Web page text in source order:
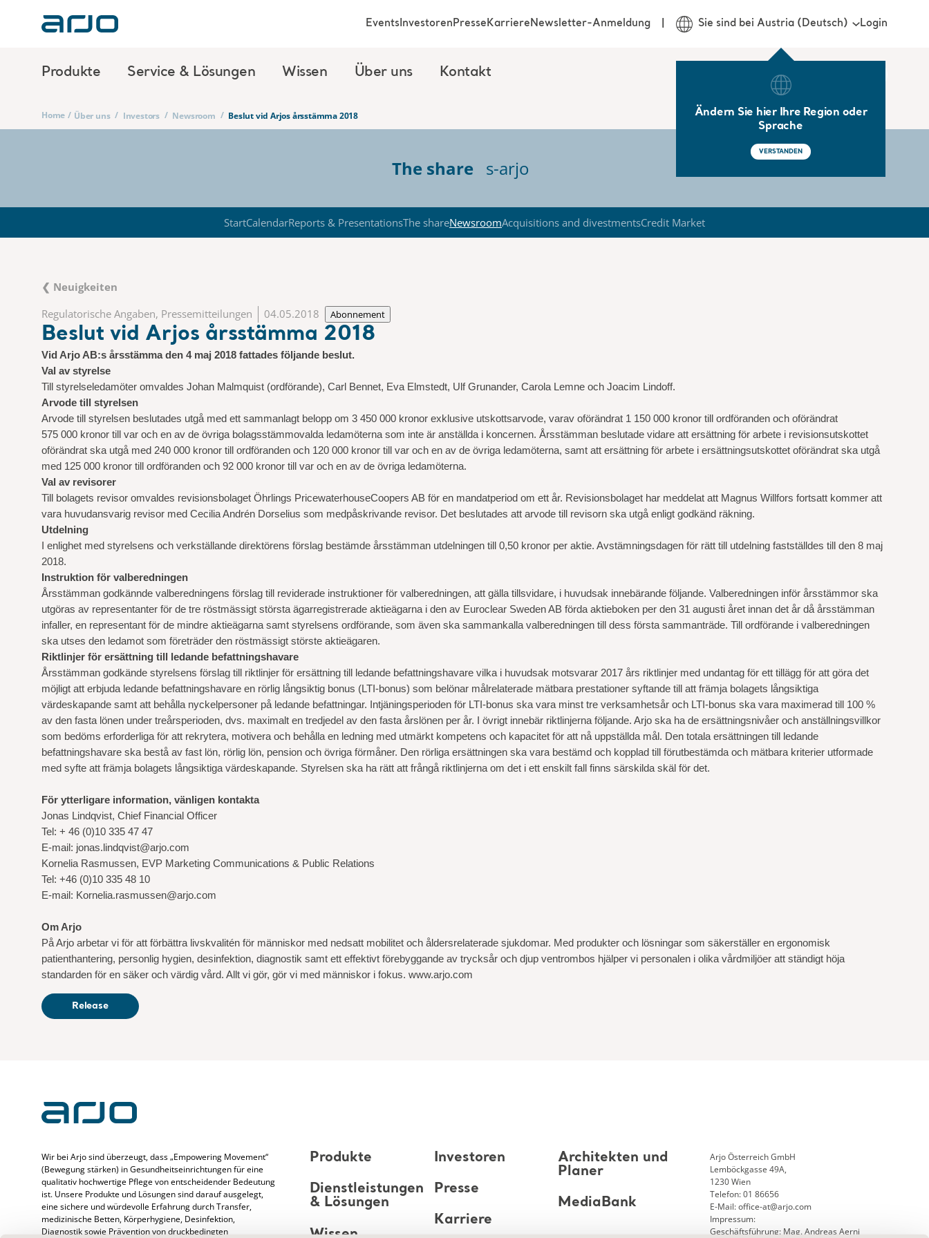
Produkte Service & Lösungen Wissen Über uns Kontakt
EventsInvestorenPresseKarriereNewsletter-Anmeldung Sie sind bei Austria (Deutsch)
Ändern Sie hier Ihre Region oder
Sprache
VERSTANDEN
Login
Home / Über uns / Investors / Newsroom / Beslut vid Arjos årsstämma 2018
The share s-arjo
StartCalendarReports & PresentationsThe shareNewsroomAcquisitions and divestmentsCredit Market
❮ Neuigkeiten
Regulatorische Angaben, Pressemitteilungen
04.05.2018 Abonnement
Beslut vid Arjos årsstämma 2018
Vid Arjo AB:s årsstämma den 4 maj 2018 fattades följande beslut.
Val av styrelse
Till styrelseledamöter omvaldes Johan Malmquist (ordförande), Carl Bennet, Eva Elmstedt, Ulf Grunander, Carola Lemne och Joacim Lindoff.
Arvode till styrelsen
Arvode till styrelsen beslutades utgå med ett sammanlagt belopp om 3 450 000 kronor exklusive utskottsarvode, varav oförändrat 1 150 000 kronor till ordföranden och oförändrat
575 000 kronor till var och en av de övriga bolagsstämmovalda ledamöterna som inte är anställda i koncernen. Årsstämman beslutade vidare att ersättning för arbete i revisionsutskottet
oförändrat ska utgå med 240 000 kronor till ordföranden och 120 000 kronor till var och en av de övriga ledamöterna, samt att ersättning för arbete i ersättningsutskottet oförändrat ska utgå
med 125 000 kronor till ordföranden och 92 000 kronor till var och en av de övriga ledamöterna.
Val av revisorer
Till bolagets revisor omvaldes revisionsbolaget Öhrlings PricewaterhouseCoopers AB för en mandatperiod om ett år. Revisionsbolaget har meddelat att Magnus Willfors fortsatt kommer att
vara huvudansvarig revisor med Cecilia Andrén Dorselius som medpåskrivande revisor. Det beslutades att arvode till revisorn ska utgå enligt godkänd räkning.
Utdelning
I enlighet med styrelsens och verkställande direktörens förslag bestämde årsstämman utdelningen till 0,50 kronor per aktie. Avstämningsdagen för rätt till utdelning fastställdes till den 8 maj
2018.
Instruktion för valberedningen
Årsstämman godkännde valberedningens förslag till reviderade instruktioner för valberedningen, att gälla tillsvidare, i huvudsak innebärande följande. Valberedningen inför årsstämmor ska
utgöras av representanter för de tre röstmässigt största ägarregistrerade aktieägarna i den av Euroclear Sweden AB förda aktieboken per den 31 augusti året innan det år då årsstämman
infaller, en representant för de mindre aktieägarna samt styrelsens ordförande, som även ska sammankalla valberedningen till dess första sammanträde. Till ordförande i valberedningen
ska utses den ledamot som företräder den röstmässigt störste aktieägaren.
Riktlinjer för ersättning till ledande befattningshavare
Årsstämman godkände styrelsens förslag till riktlinjer för ersättning till ledande befattningshavare vilka i huvudsak motsvarar 2017 års riktlinjer med undantag för ett tillägg för att göra det
möjligt att erbjuda ledande befattningshavare en rörlig långsiktig bonus (LTI-bonus) som belönar målrelaterade mätbara prestationer syftande till att främja bolagets långsiktiga
värdeskapande samt att behålla nyckelpersoner på ledande befattningar. Intjäningsperioden för LTI-bonus ska vara minst tre verksamhetsår och LTI-bonus ska vara maximerad till 100 %
av den fasta lönen under treårsperioden, dvs. maximalt en tredjedel av den fasta årslönen per år. I övrigt innebär riktlinjerna följande. Arjo ska ha de ersättningsnivåer och anställningsvillkor
som bedöms erforderliga för att rekrytera, motivera och behålla en ledning med utmärkt kompetens och kapacitet för att nå uppställda mål. Den totala ersättningen till ledande
befattningshavare ska bestå av fast lön, rörlig lön, pension och övriga förmåner. Den rörliga ersättningen ska vara bestämd och kopplad till förutbestämda och mätbara kriterier utformade
med syfte att främja bolagets långsiktiga värdeskapande. Styrelsen ska ha rätt att frångå riktlinjerna om det i ett enskilt fall finns särskilda skäl för det.
För ytterligare information, vänligen kontakta
Jonas Lindqvist, Chief Financial Officer
Tel: + 46 (0)10 335 47 47
E-mail: jonas.lindqvist@arjo.com
Kornelia Rasmussen, EVP Marketing Communications & Public Relations
Tel: +46 (0)10 335 48 10
E-mail: Kornelia.rasmussen@arjo.com
Om Arjo
På Arjo arbetar vi för att förbättra livskvalitén för människor med nedsatt mobilitet och åldersrelaterade sjukdomar. Med produkter och lösningar som säkerställer en ergonomisk
patienthantering, personlig hygien, desinfektion, diagnostik samt ett effektivt förebyggande av trycksår och djup ventrombos hjälper vi personalen i olika vårdmiljöer att ständigt höja
standarden för en säker och värdig vård. Allt vi gör, gör vi med människor i fokus. www.arjo.com
Release
Wir bei Arjo sind überzeugt, dass „Empowering Movement“
(Bewegung stärken) in Gesundheitseinrichtungen für eine
qualitativ hochwertige Pflege von entscheidender Bedeutung
ist. Unsere Produkte und Lösungen sind darauf ausgelegt,
eine sichere und würdevolle Erfahrung durch Transfer,
medizinische Betten, Körperhygiene, Desinfektion,
Diagnostik sowie Prävention von druckbedingten
Produkte
Dienstleistungen
& Lösungen
Wissen
Investoren
Presse
Karriere
Architekten und
Planer
MediaBank
Arjo Österreich GmbH
Lemböckgasse 49A,
1230 Wien
Telefon: 01 86656
E-Mail: office-at@arjo.com
Impressum:
Geschäftsführung: Mag. Andreas Aerni